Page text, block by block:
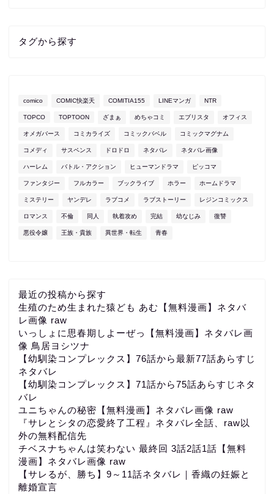
タグから探す
comico COMIC快楽天 COMITIA155 LINEマンガ NTR
TOPCO TOPTOON ざまぁ めちゃコミ エブリスタ オフィス
オメガバース コミカライズ コミックバベル コミックマグナム
コメディ サスペンス ドロドロ ネタバレ ネタバレ画像
ハーレム バトル・アクション ヒューマンドラマ ピッコマ
ファンタジー フルカラー ブックライブ ホラー ホームドラマ
ミステリー ヤンデレ ラブコメ ラブストーリー レジンコミックス
ロマンス 不倫 同人 執着攻め 完結 幼なじみ 復讐
悪役令嬢 王族・貴族 異世界・転生 青春
最近の投稿から探す
生殖のため生まれた猿ども あむ【無料漫画】ネタバ
レ画像 raw
いっしょに思春期しよーぜっ【無料漫画】ネタバレ画
像 鳥居ヨシツナ
【幼馴染コンプレックス】76話から最新77話あらすじ
ネタバレ
【幼馴染コンプレックス】71話から75話あらすじネタ
バレ
ユニちゃんの秘密【無料漫画】ネタバレ画像 raw
『サレとシタの恋愛終了工程』ネタバレ全話、raw以
外の無料配信先
チベスナちゃんは笑わない 最終回 3話2話1話【無料
漫画】ネタバレ画像 raw
【サレるが、勝ち】9～11話ネタバレ｜香織の妊娠と
離婚宣言